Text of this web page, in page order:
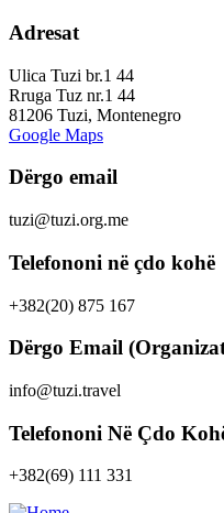
Adresat
Ulica Tuzi br.1 44
Rruga Tuz nr.1 44
81206 Tuzi, Montenegro
Google Maps
Dërgo email
tuzi@tuzi.org.me
Telefononi në çdo kohë
+382(20) 875 167
Dërgo Email
info@tuzi.travel
Telefononi Në Çdo
+382(69) 111 331